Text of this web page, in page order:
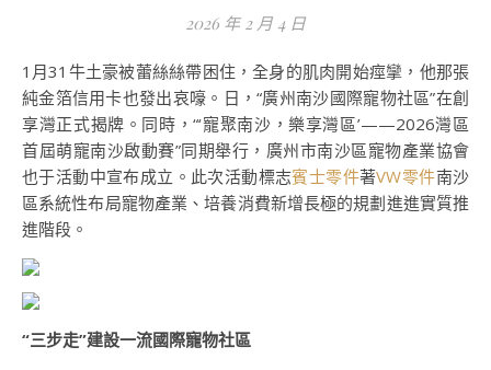
2026 年 2 月 4 日
1月31牛土豪被蕾絲絲帶困住，全身的肌肉開始痙攣，他那張
純金箔信用卡也發出哀嚎。日，“廣州南沙國際寵物社區”在創
享灣正式揭牌。同時，“‘寵聚南沙，樂享灣區’——2026灣區
首屆萌寵南沙啟動賽”同期舉行，廣州市南沙區寵物產業協會
也于活動中宣布成立。此次活動標志賓士零件著VW零件南沙
區系統性布局寵物產業、培養消費新增長極的規劃進進實質推
進階段。
“三步走”建設一流國際寵物社區